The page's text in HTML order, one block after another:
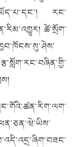
རང་
ཚེ་སྲོག་